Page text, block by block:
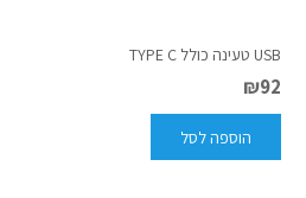
USB טעינה כולל TYPE C
₪92
הוספה לסל